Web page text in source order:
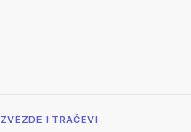
ZVEZDE I TRAČEVI